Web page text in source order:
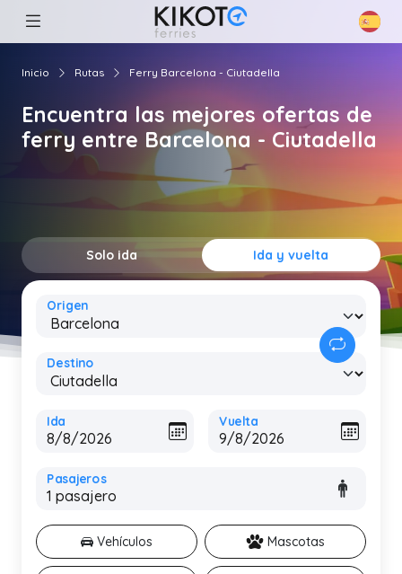
Inicio Rutas Ferry Barcelona - Ciutadella
Encuentra las mejores ofertas de
ferry entre Barcelona - Ciutadella
Solo ida Ida y vuelta
Origen
Destino
Ida Vuelta
Pasajeros
Vehículos Mascotas